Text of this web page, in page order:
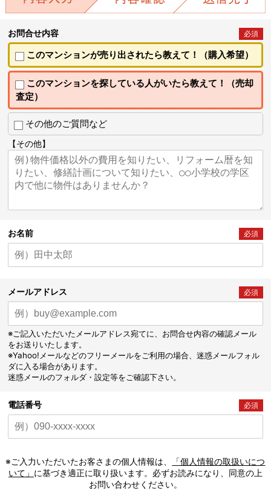
お問合せ内容 必須
このマンションが売り出されたら教えて！（購入希望）
このマンションを探している人がいたら教えて！（売却
査定）
その他のご質問など
【その他】
お名前 必須
メールアドレス 必須
※ご記入いただいたメールアドレス宛てに、お問合せ内容の確認メール
をお送りいたします。
※Yahoo!メールなどのフリーメールをご利用の場合、迷惑メールフォル
ダに入る場合があります。
迷惑メールのフォルダ・設定等をご確認下さい。
電話番号 必須
※ご入力いただいたお客さまの個人情報は、
「個人情報の取扱いにつ
いて」 に基づき適正に取り扱います。必ずお読みになり、同意の上
お問い合わせください。